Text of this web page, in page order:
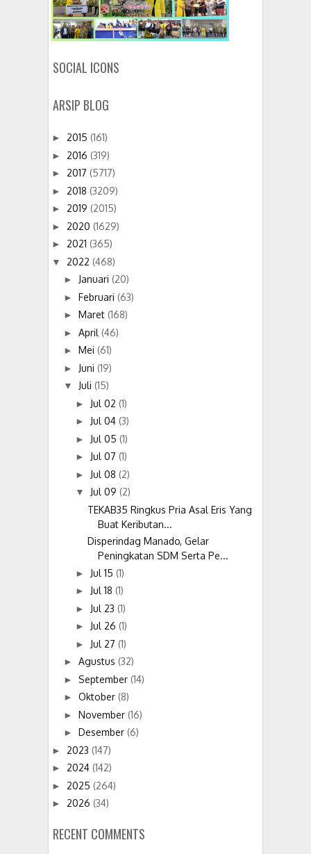
SOCIAL ICONS
ARSIP BLOG
► 2015 (161)
► 2016 (319)
► 2017 (5717)
► 2018 (3209)
► 2019 (2015)
► 2020 (1629)
► 2021 (365)
▼ 2022 (468)
► Januari (20)
► Februari (63)
► Maret (168)
► April (46)
► Mei (61)
► Juni (19)
▼ Juli (15)
► Jul 02 (1)
► Jul 04 (3)
► Jul 05 (1)
► Jul 07 (1)
► Jul 08 (2)
▼ Jul 09 (2)
TEKAB35 Ringkus Pria Asal Eris Yang
Buat Keributan...
Disperindag Manado, Gelar
Peningkatan SDM Serta Pe...
► Jul 15 (1)
► Jul 18 (1)
► Jul 23 (1)
► Jul 26 (1)
► Jul 27 (1)
► Agustus (32)
► September (14)
► Oktober (8)
► November (16)
► Desember (6)
► 2023 (147)
► 2024 (142)
► 2025 (264)
► 2026 (34)
RECENT COMMENTS